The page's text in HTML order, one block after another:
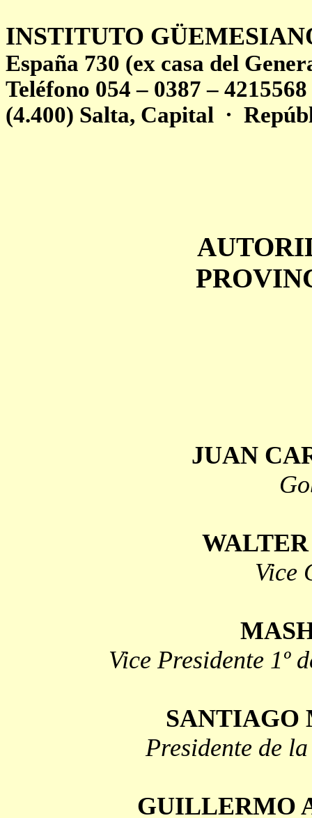
INSTITUTO
España 730 (ex casa del
Teléfono 054 – 0387 – 4215568
(4.400) Salta, Capital ·
JUAN
Vice
VicePresidente 1º
SANTIAGO
Presidente de
GUILLERMO